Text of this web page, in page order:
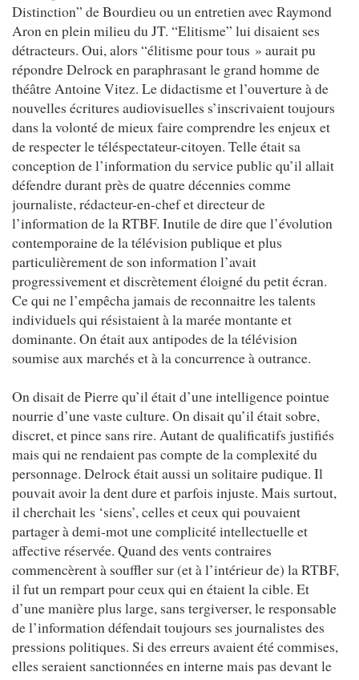
Distinction” de Bourdieu ou un entretien avec Raymond
Aron en plein milieu du JT. “Elitisme” lui disaient ses
détracteurs. Oui, alors “élitisme pour tous » aurait pu
répondre Delrock en paraphrasant le grand homme de
théâtre Antoine Vitez. Le didactisme et l’ouverture à de
nouvelles écritures audiovisuelles s’inscrivaient toujours
dans la volonté de mieux faire comprendre les enjeux et
de respecter le téléspectateur-citoyen. Telle était sa
conception de l’information du service public qu’il allait
défendre durant près de quatre décennies comme
journaliste, rédacteur-en-chef et directeur de
l’information de la RTBF. Inutile de dire que l’évolution
contemporaine de la télévision publique et plus
particulièrement de son information l’avait
progressivement et discrètement éloigné du petit écran.
Ce qui ne l’empêcha jamais de reconnaitre les talents
individuels qui résistaient à la marée montante et
dominante. On était aux antipodes de la télévision
soumise aux marchés et à la concurrence à outrance.
On disait de Pierre qu’il était d’une intelligence pointue
nourrie d’une vaste culture. On disait qu’il était sobre,
discret, et pince sans rire. Autant de qualificatifs justifiés
mais qui ne rendaient pas compte de la complexité du
personnage. Delrock était aussi un solitaire pudique. Il
pouvait avoir la dent dure et parfois injuste. Mais surtout,
il cherchait les ‘siens’, celles et ceux qui pouvaient
partager à demi-mot une complicité intellectuelle et
affective réservée. Quand des vents contraires
commencèrent à souffler sur (et à l’intérieur de) la RTBF,
il fut un rempart pour ceux qui en étaient la cible. Et
d’une manière plus large, sans tergiverser, le responsable
de l’information défendait toujours ses journalistes des
pressions politiques. Si des erreurs avaient été commises,
elles seraient sanctionnées en interne mais pas devant le